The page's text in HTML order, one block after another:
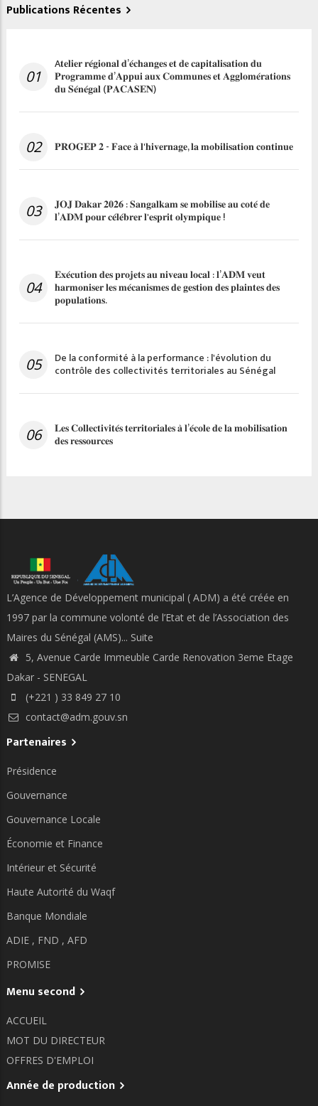
Publications Récentes
01
A𝐭𝐞𝐥𝐢𝐞𝐫 𝐫𝐞́𝐠𝐢𝐨𝐧𝐚𝐥 𝐝’𝐞́𝐜𝐡𝐚𝐧𝐠𝐞𝐬 𝐞𝐭 𝐝𝐞 𝐜𝐚𝐩𝐢𝐭𝐚𝐥𝐢𝐬𝐚𝐭𝐢𝐨𝐧 𝐝𝐮
𝐏𝐫𝐨𝐠𝐫𝐚𝐦𝐦𝐞 𝐝’𝐀𝐩𝐩𝐮𝐢 𝐚𝐮𝐱 𝐂𝐨𝐦𝐦𝐮𝐧𝐞𝐬 𝐞𝐭 𝐀𝐠𝐠𝐥𝐨𝐦𝐞́𝐫𝐚𝐭𝐢𝐨𝐧𝐬
𝐝𝐮 𝐒𝐞́𝐧𝐞́𝐠𝐚𝐥 (𝐏𝐀𝐂𝐀𝐒𝐄𝐍)
02 𝐏𝐑𝐎𝐆𝐄𝐏 𝟐 - 𝐅𝐚𝐜𝐞 𝐚̀ 𝐥'𝐡𝐢𝐯𝐞𝐫𝐧𝐚𝐠𝐞, 𝐥𝐚 𝐦𝐨𝐛𝐢𝐥𝐢𝐬𝐚𝐭𝐢𝐨𝐧 𝐜𝐨𝐧𝐭𝐢𝐧𝐮𝐞
03 𝐉𝐎𝐉 𝐃𝐚𝐤𝐚𝐫 𝟐𝟎𝟐𝟔 : 𝐒𝐚𝐧𝐠𝐚𝐥𝐤𝐚𝐦 𝐬𝐞 𝐦𝐨𝐛𝐢𝐥𝐢𝐬𝐞 𝐚𝐮 𝐜𝐨𝐭𝐞́ 𝐝𝐞
𝐥’𝐀𝐃𝐌 𝐩𝐨𝐮𝐫 𝐜𝐞́𝐥𝐞́𝐛𝐫𝐞𝐫 𝐥'𝐞𝐬𝐩𝐫𝐢𝐭 𝐨𝐥𝐲𝐦𝐩𝐢𝐪𝐮𝐞 !
04
𝐄𝐱𝐞́𝐜𝐮𝐭𝐢𝐨𝐧 𝐝𝐞𝐬 𝐩𝐫𝐨𝐣𝐞𝐭𝐬 𝐚𝐮 𝐧𝐢𝐯𝐞𝐚𝐮 𝐥𝐨𝐜𝐚𝐥 : 𝐥’𝐀𝐃𝐌 𝐯𝐞𝐮𝐭
𝐡𝐚𝐫𝐦𝐨𝐧𝐢𝐬𝐞𝐫 𝐥𝐞𝐬 𝐦𝐞́𝐜𝐚𝐧𝐢𝐬𝐦𝐞𝐬 𝐝𝐞 𝐠𝐞𝐬𝐭𝐢𝐨𝐧 𝐝𝐞𝐬 𝐩𝐥𝐚𝐢𝐧𝐭𝐞𝐬 𝐝𝐞𝐬
𝐩𝐨𝐩𝐮𝐥𝐚𝐭𝐢𝐨𝐧𝐬.
05 De la conformité à la performance : l'évolution du
contrôle des collectivités territoriales au Sénégal
06 𝐋𝐞𝐬 𝐂𝐨𝐥𝐥𝐞𝐜𝐭𝐢𝐯𝐢𝐭𝐞́𝐬 𝐭𝐞𝐫𝐫𝐢𝐭𝐨𝐫𝐢𝐚𝐥𝐞𝐬 𝐚̀ 𝐥’𝐞́𝐜𝐨𝐥𝐞 𝐝𝐞 𝐥𝐚 𝐦𝐨𝐛𝐢𝐥𝐢𝐬𝐚𝐭𝐢𝐨𝐧
𝐝𝐞𝐬 𝐫𝐞𝐬𝐬𝐨𝐮𝐫𝐜𝐞𝐬
L’Agence de Développement municipal ( ADM) a été créée en
1997 par la commune volonté de l’Etat et de l’Association des
Maires du Sénégal (AMS)... Suite
5, Avenue Carde Immeuble Carde Renovation 3eme Etage
Dakar - SENEGAL
(+221 ) 33 849 27 10
contact@adm.gouv.sn
Partenaires
Présidence
Gouvernance
Gouvernance Locale
Économie et Finance
Intérieur et Sécurité
Haute Autorité du Waqf
Banque Mondiale
ADIE , FND , AFD
PROMISE
Menu second
ACCUEIL
MOT DU DIRECTEUR
OFFRES D'EMPLOI
Année de production